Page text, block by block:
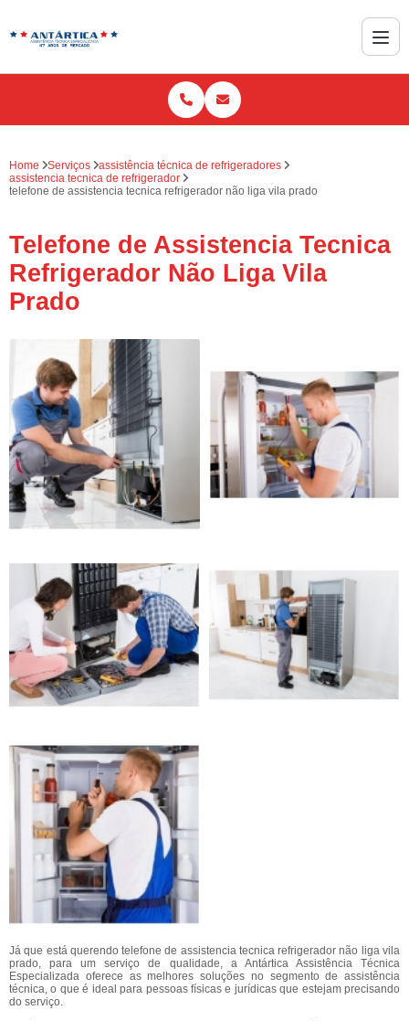
Home Serviços
assistência técnica de refrigeradores
assistencia tecnica de refrigerador
telefone de assistencia tecnica refrigerador não liga vila prado
Telefone de Assistencia Tecnica
Refrigerador Não Liga Vila
Prado
Já que está querendo telefone de assistencia tecnica refrigerador não liga vila
prado, para um serviço de qualidade, a Antártica Assistência Técnica
Especializada oferece as melhores soluções no segmento de assistência
técnica, o que é ideal para pessoas físicas e jurídicas que estejam precisando
do serviço.